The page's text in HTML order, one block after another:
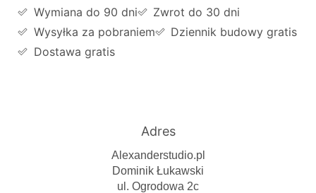
Wymiana do 90 dni
Zwrot do 30 dni
Wysyłka za pobraniem
Dziennik budowy gratis
Dostawa gratis
Adres
Alexanderstudio.pl
Dominik Łukawski
ul. Ogrodowa 2c